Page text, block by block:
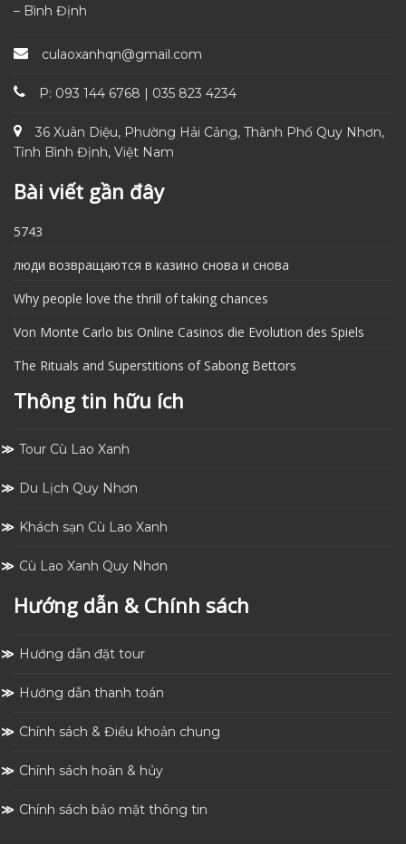
– Bình Định
culaoxanhqn@gmail.com
P: 093 144 6768 | 035 823 4234
36 Xuân Diệu, Phường Hải Cảng, Thành Phố Quy Nhơn,
Tỉnh Bình Định, Việt Nam
Bài viết gần đây
5743
люди возвращаются в казино снова и снова
Why people love the thrill of taking chances
Von Monte Carlo bis Online Casinos die Evolution des Spiels
The Rituals and Superstitions of Sabong Bettors
Thông tin hữu ích
Tour Cù Lao Xanh
Du Lịch Quy Nhơn
Khách sạn Cù Lao Xanh
Cù Lao Xanh Quy Nhơn
Hướng dẫn & Chính sách
Hướng dẫn đặt tour
Hướng dẫn thanh toán
Chính sách & Điều khoản chung
Chính sách hoàn & hủy
Chính sách bảo mật thông tin